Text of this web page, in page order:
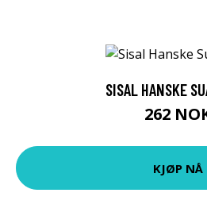
SISAL HANSKE
262
KJØP NÅ